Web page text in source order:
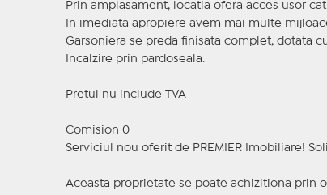
Prin amplasament, locatia ofera acces usor
In imediata apropiere avem mai multe
Garsoniera se preda finisata complet, dotata
Incalzire prin pardoseala.
Pretul nu include TVA
Comision 0
Serviciul nou oferit de PREMIER Imobiliare!
Aceasta proprietate se poate achizitiona prin